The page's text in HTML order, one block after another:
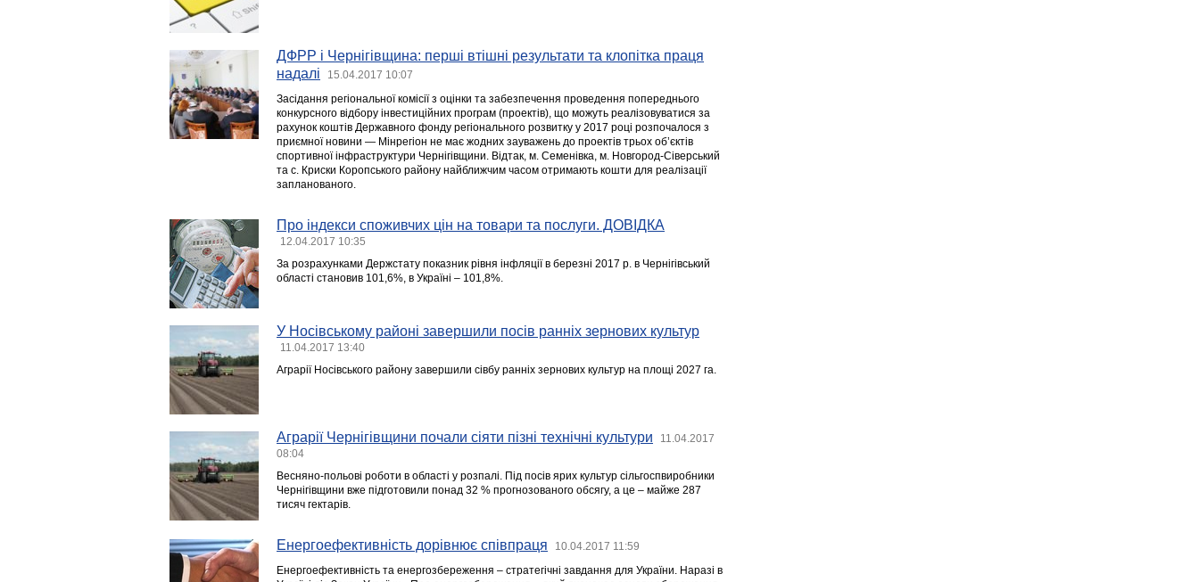
ДФРР і Чернігівщина: перші втішні результати та клопітка праця
надалі
15.04.2017 10:07
Засідання регіональної комісії з оцінки та забезпечення проведення попереднього
конкурсного відбору інвестиційних програм (проектів), що можуть реалізовуватися за
рахунок коштів Державного фонду регіонального розвитку у 2017 році розпочалося з
приємної новини — Мінрегіон не має жодних зауважень до проектів трьох об’єктів
спортивної інфраструктури Чернігівщини. Відтак, м. Семенівка, м. Новгород-Сіверський
та с. Криски Коропського району найближчим часом отримають кошти для реалізації
запланованого.
Про індекси споживчих цін на товари та послуги. ДОВІДКА
12.04.2017 10:35
За розрахунками Держстату показник рівня інфляції в березні 2017 р. в Чернігівський
області становив 101,6%, в Україні – 101,8%.
У Носівському районі завершили посів ранніх зернових культур
11.04.2017 13:40
Аграрії Носівського району завершили сівбу ранніх зернових культур на площі 2027 га.
Аграрії Чернігівщини почали сіяти пізні технічні культури
11.04.2017
08:04
Весняно-польові роботи в області у розпалі. Під посів ярих культур сільгоспвиробники
Чернігівщини вже підготовили понад 32 % прогнозованого обсягу, а це – майже 287
тисяч гектарів.
Енергоефективність дорівнює співпраця 10.04.2017 11:59
Енергоефективність та енергозбереження – стратегічні завдання для України. Наразі в